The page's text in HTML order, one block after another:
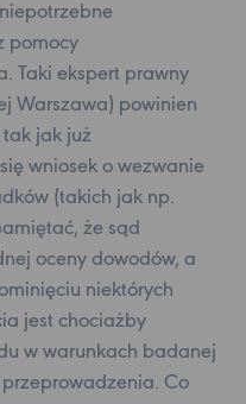
pomocy
Taki ekspert prawny
Warszawa) powinien
jak już
wniosek o wezwanie
(takich jak np.
że sąd
oceny dowodów, a
niektórych
jest chociażby
w warunkach badanej
Co